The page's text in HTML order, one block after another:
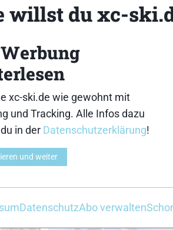
willst du xc-
xc-ski.de wie gewohnt mit
und Tracking. Alle Infos dazu
in der Datenschutzerklärung!
und weiter
DatenschutzAbo verwalten